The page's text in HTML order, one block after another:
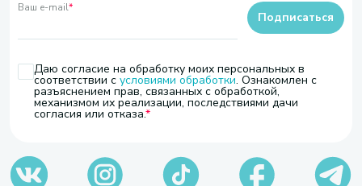
Ваш e-mail*
Даю согласие на обработку моих персональных в
соответствии с условиями обработки. Ознакомлен с
разъяснением прав, связанных с обработкой,
механизмом их реализации, последствиями дачи
согласия или отказа.
Подписаться